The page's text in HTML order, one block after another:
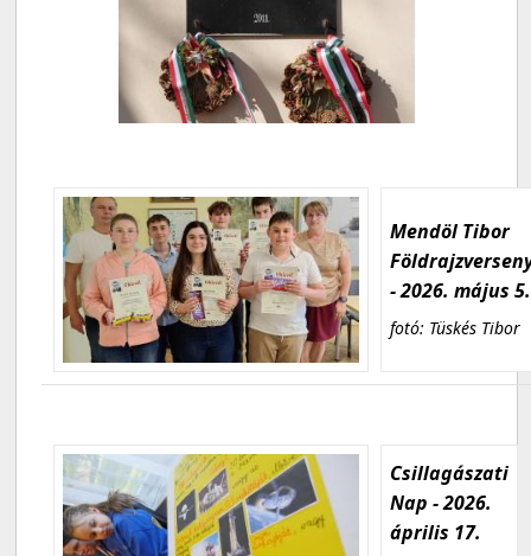
Mendöl Tibor
- 2026. május 5.
fotó: Tüskés Tibor
Csillagászati
Nap - 2026.
április 17.